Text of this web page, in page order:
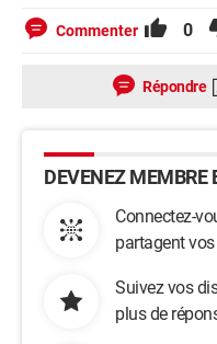
Commenter 0
Répondre
DEVENEZ MEMBRE
Connectez-
partagent
Suivez vos
plus de